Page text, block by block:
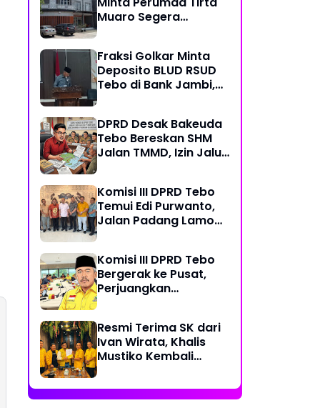
Muaro Segera
Jambi
Fraksi Golkar Minta
Deposito BLUD RSUD
Tebo di Bank Jambi,
Perintis
DPRD Desak Bakeuda
Tebo Bereskan SHM
Jalan TMMD, Izin Jalur
Komisi III DPRD Tebo
Temui Edi Purwanto,
Jalan Padang Lamo
Komisi III DPRD Tebo
Bergerak ke Pusat,
Perjuangkan
Resmi Terima SK dari
Ivan Wirata, Khalis
Mustiko Kembali
Liga Marisa Jadi
Sekretaris